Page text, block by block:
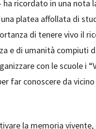
ha ricordato in una nota
platea affollata di
di tenere vivo il
e di umanità compiuti
con le scuole i
far conoscere da
la memoria